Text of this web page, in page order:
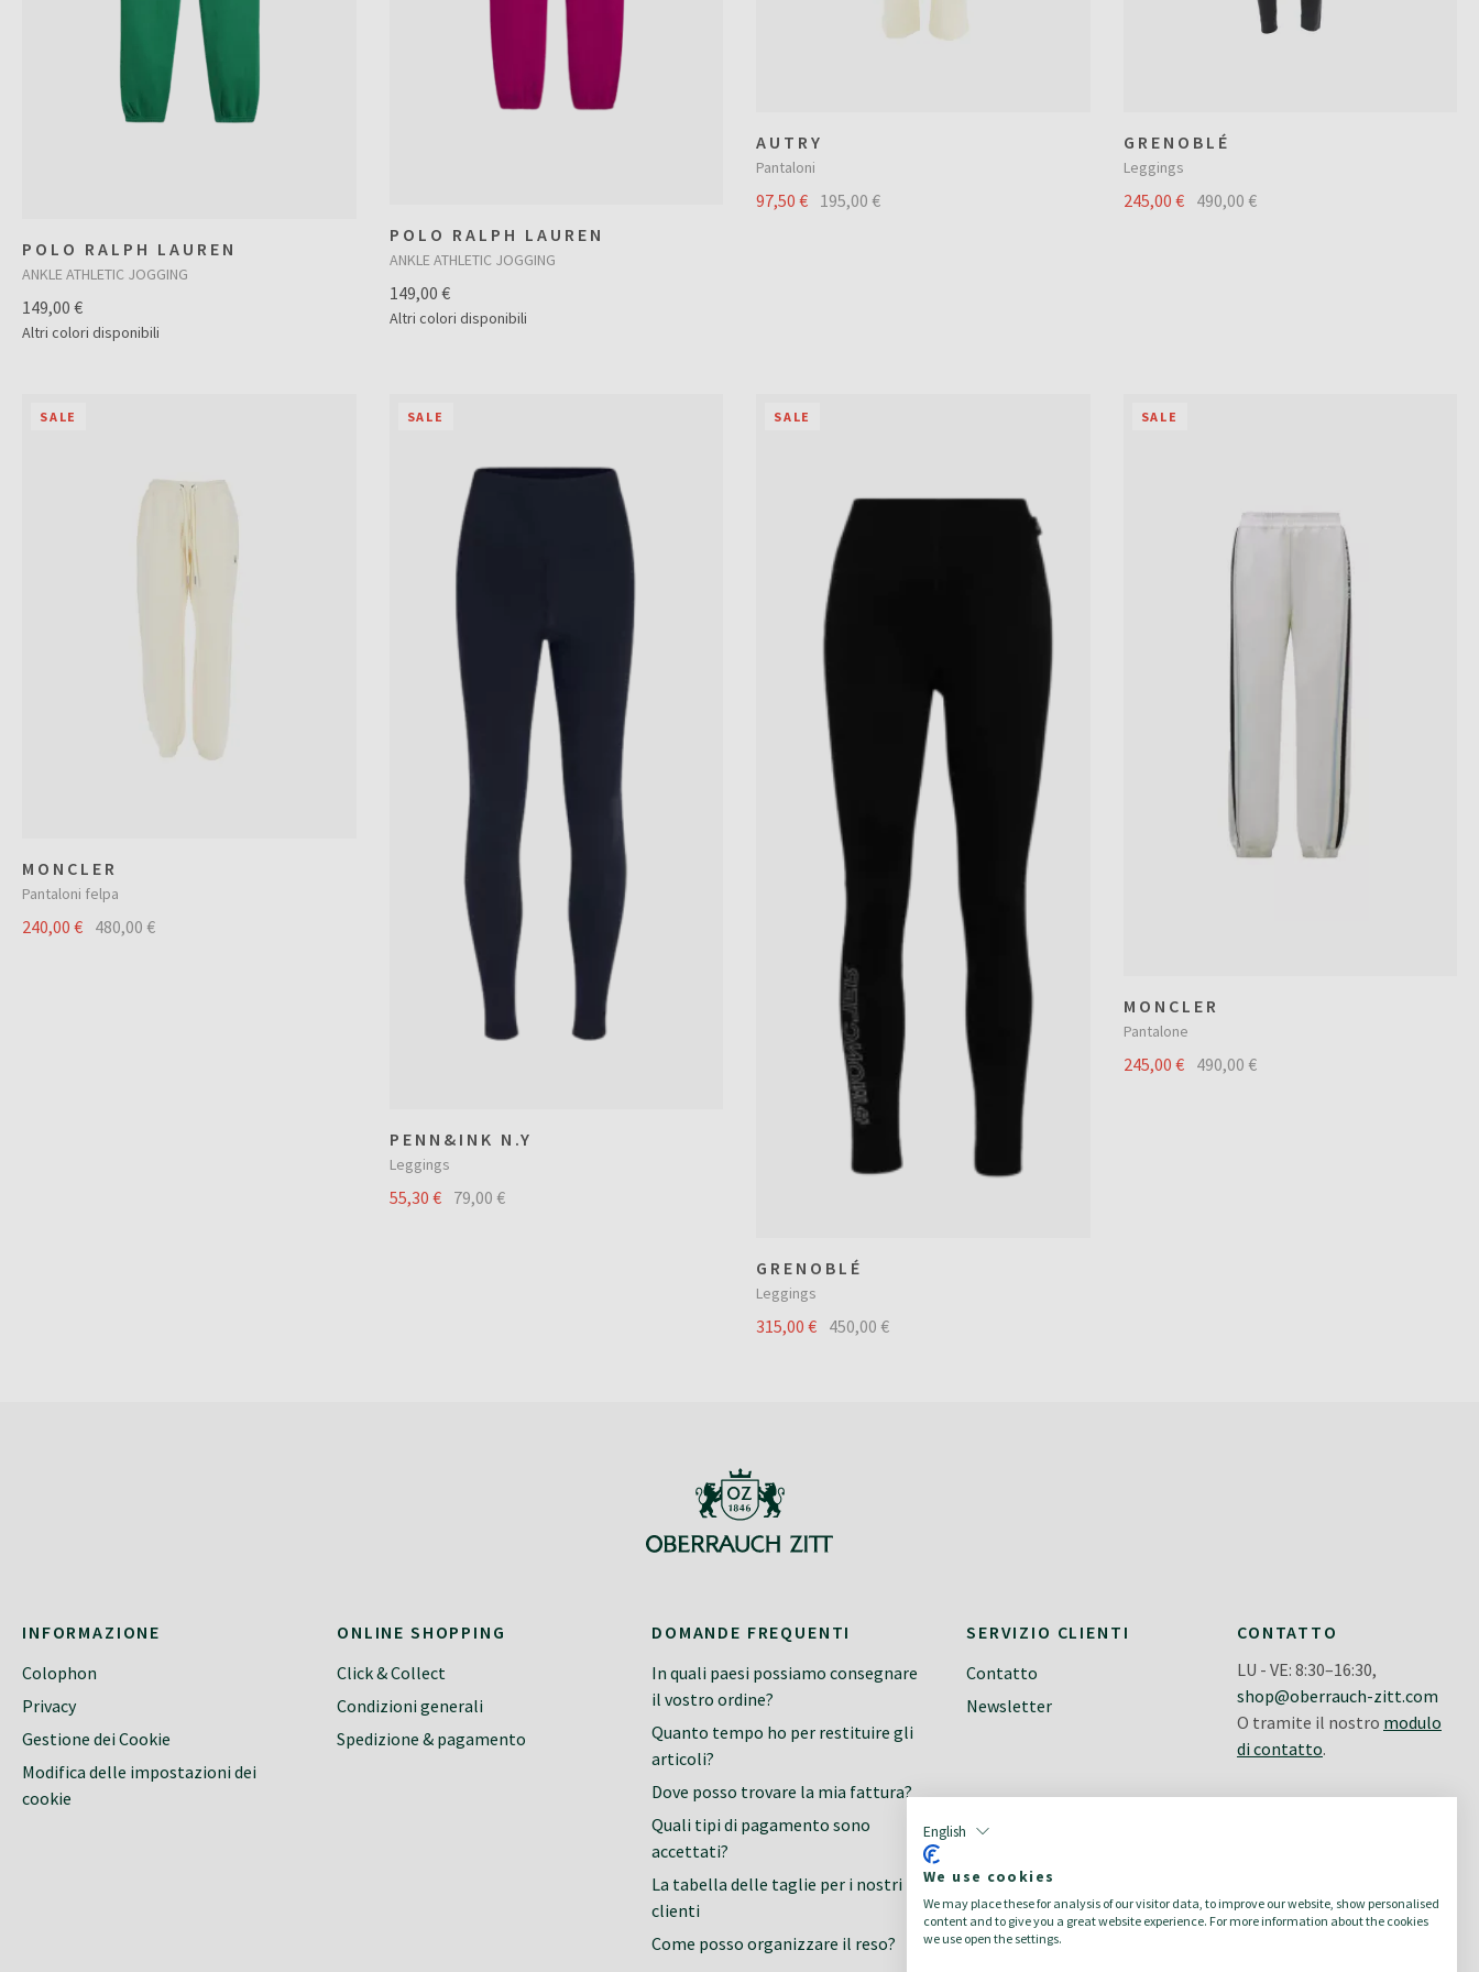
English
We use cookies
We may place these for analysis of our visitor data, to improve our website, show personalised
content and to give you a great website experience. For more information about the cookies
we use open the settings.
POLO RALPH LAUREN
ANKLE ATHLETIC JOGGING
149,00 €
Altri colori disponibili
POLO RALPH LAUREN
ANKLE ATHLETIC JOGGING
149,00 €
Altri colori disponibili
AUTRY
Pantaloni
97,50 € 195,00 €
GRENOBLÉ
Leggings
245,00 € 490,00 €
SALE
MONCLER
Pantaloni felpa
240,00 € 480,00 €
SALE
PENN&INK N.Y
Leggings
55,30 € 79,00 €
SALE
GRENOBLÉ
Leggings
315,00 € 450,00 €
SALE
MONCLER
Pantalone
245,00 € 490,00 €
INFORMAZIONE
Colophon
Privacy
Gestione dei Cookie
Modifica delle impostazioni dei
cookie
ONLINE SHOPPING
Click & Collect
Condizioni generali
Spedizione & pagamento
DOMANDE FREQUENTI
In quali paesi possiamo consegnare
il vostro ordine?
Quanto tempo ho per restituire gli
articoli?
Dove posso trovare la mia fattura?
Quali tipi di pagamento sono
accettati?
La tabella delle taglie per i nostri
clienti
Come posso organizzare il reso?
SERVIZIO CLIENTI
Contatto
Newsletter
CONTATTO
LU - VE: 8:30–16:30,
shop@oberrauch-zitt.com
O tramite il nostro modulo
di contatto.